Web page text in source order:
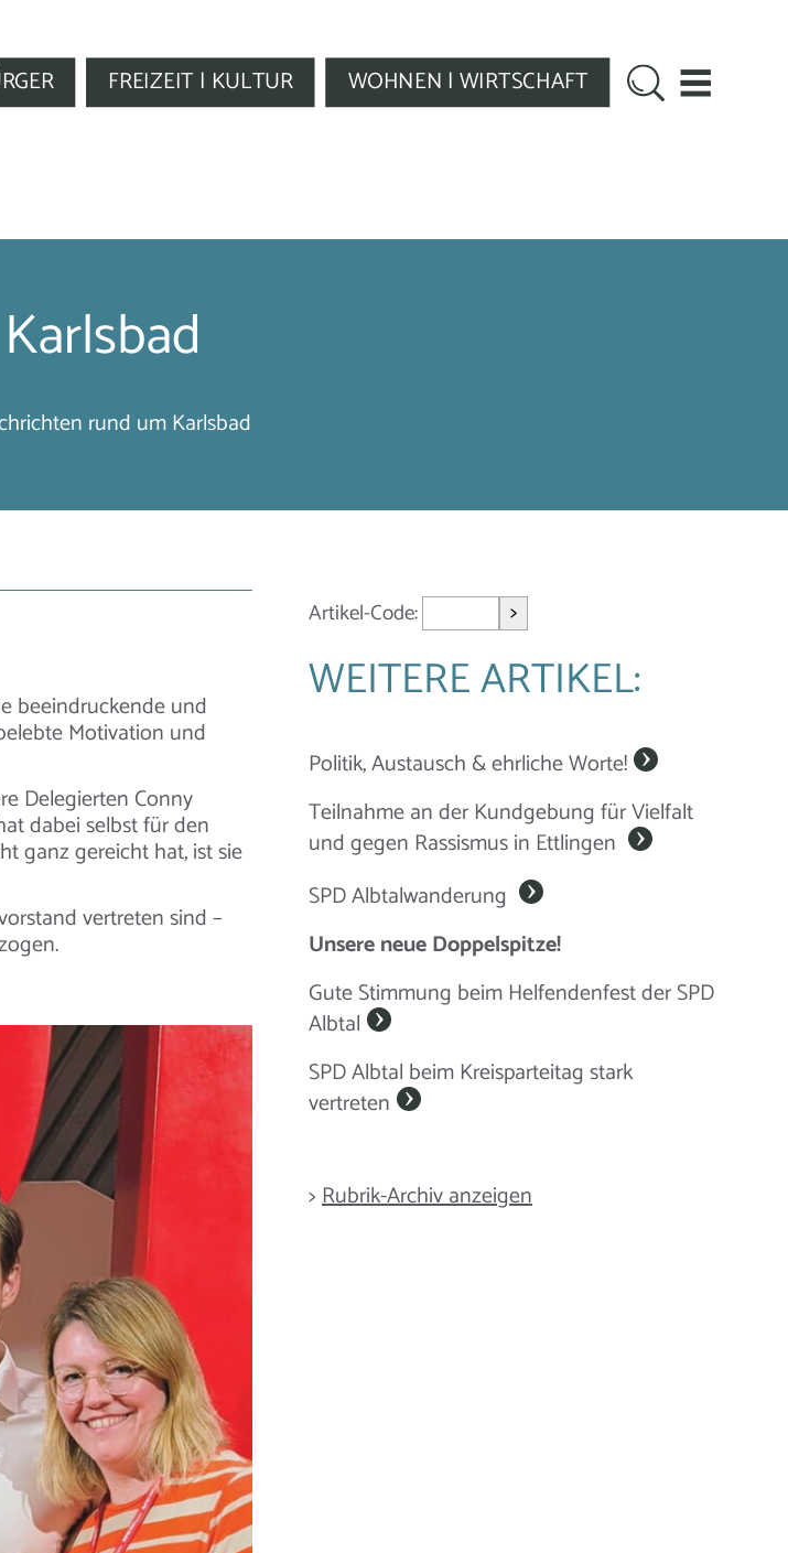
FREIZEIT | KULTUR WOHNEN | WIRTSCHAFT
rund um Karlsbad
beeindruckende und
Motivation und
Delegierten Conny
dabei selbst für den
ganz gereicht hat, ist sie
vertreten sind –
Artikel-Code: >
WEITERE ARTIKEL:
Politik, Austausch & ehrliche Worte!
Teilnahme an der Kundgebung für Vielfalt
und gegen Rassismus in Ettlingen
SPD Albtalwanderung
Unsere neue Doppelspitze!
Gute Stimmung beim Helfendenfest der SPD
Albtal
SPD Albtal beim Kreisparteitag stark
vertreten
>Rubrik-Archiv anzeigen